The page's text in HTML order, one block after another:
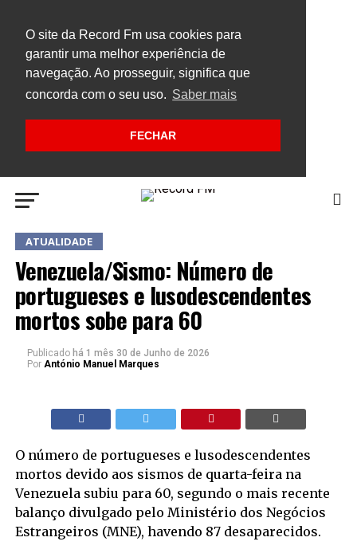
O site da Record Fm usa cookies para
garantir uma melhor experiência de
navegação. Ao prosseguir, significa que
concorda com o seu uso. Saber mais
FECHAR
ATUALIDADE
Venezuela/Sismo: Número de
portugueses e lusodescendentes
mortos sobe para 60
Publicado há 1 mês 30 de Junho de 2026
Por António Manuel Marques
O número de portugueses e lusodescendentes
mortos devido aos sismos de quarta-feira na
Venezuela subiu para 60, segundo o mais recente
balanço divulgado pelo Ministério dos Negócios
Estrangeiros (MNE), havendo 87 desaparecidos.